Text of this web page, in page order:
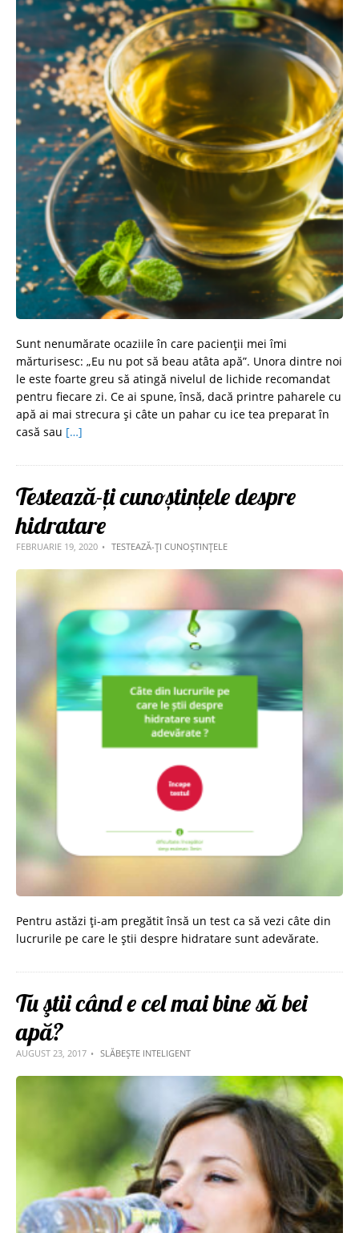
Sunt nenumărate ocaziile în care pacienții mei îmi
mărturisesc: „Eu nu pot să beau atâta apă”. Unora dintre noi
le este foarte greu să atingă nivelul de lichide recomandat
pentru fiecare zi. Ce ai spune, însă, dacă printre paharele cu
apă ai mai strecura și câte un pahar cu ice tea preparat în
casă sau […]
Testează-ți cunoștințele despre
hidratare
FEBRUARIE 19, 2020 TESTEAZĂ-ȚI CUNOȘTINȚELE
Pentru astăzi ți-am pregătit însă un test ca să vezi câte din
lucrurile pe care le știi despre hidratare sunt adevărate.
Tu ştii când e cel mai bine să bei
apă?
AUGUST 23, 2017 SLĂBEȘTE INTELIGENT